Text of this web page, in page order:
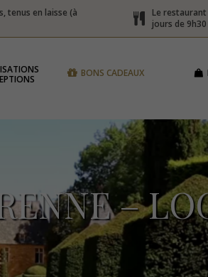
tenus en laisse (à
Le
jours de
BONS CADEAUX
–